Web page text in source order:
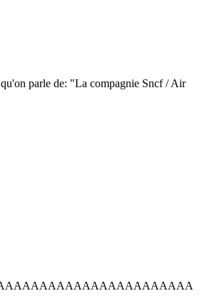
parle de: "La compagnie Sncf / Air